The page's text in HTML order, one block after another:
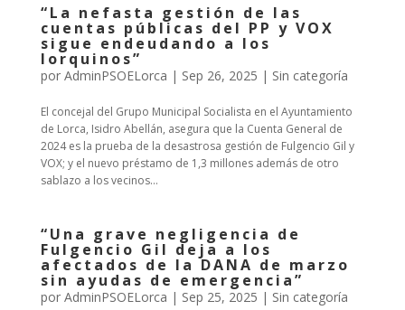
“La nefasta gestión de las
cuentas públicas del PP y VOX
sigue endeudando a los
lorquinos”
por AdminPSOELorca | Sep 26, 2025 | Sin categoría
El concejal del Grupo Municipal Socialista en el Ayuntamiento
de Lorca, Isidro Abellán, asegura que la Cuenta General de
2024 es la prueba de la desastrosa gestión de Fulgencio Gil y
VOX; y el nuevo préstamo de 1,3 millones además de otro
sablazo a los vecinos...
“Una grave negligencia de
Fulgencio Gil deja a los
afectados de la DANA de marzo
sin ayudas de emergencia”
por AdminPSOELorca | Sep 25, 2025 | Sin categoría